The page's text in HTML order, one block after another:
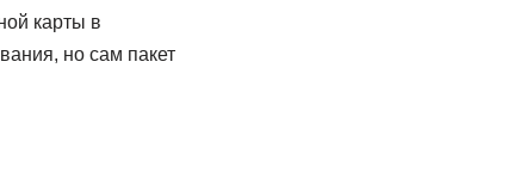
карты в
но сам пакет